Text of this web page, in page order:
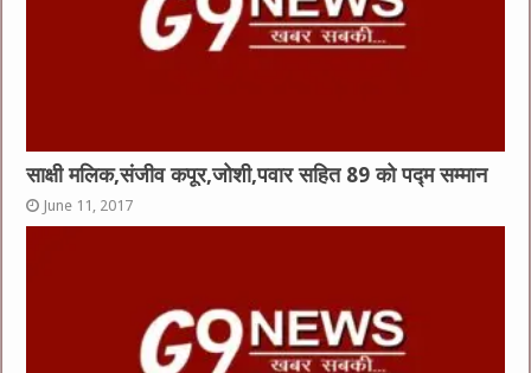
साक्षी मलिक,संजीव कपूर,जोशी,पवार सहित 89 को पद्म सम्मान
June 11, 2017